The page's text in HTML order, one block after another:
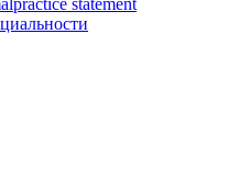
statement